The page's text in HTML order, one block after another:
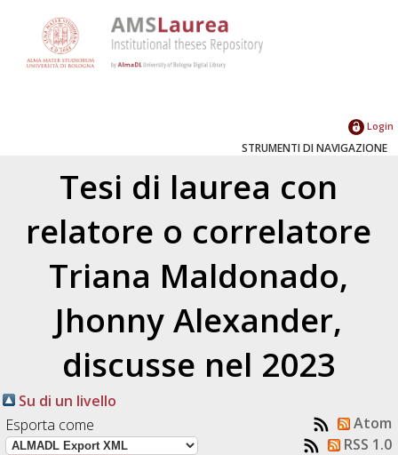
Login
STRUMENTI DI NAVIGAZIONE
Tesi di laurea con
relatore o correlatore
Triana Maldonado,
Jhonny Alexander,
discusse nel 2023
Su di un livello
Esporta come
Atom
RSS 1.0